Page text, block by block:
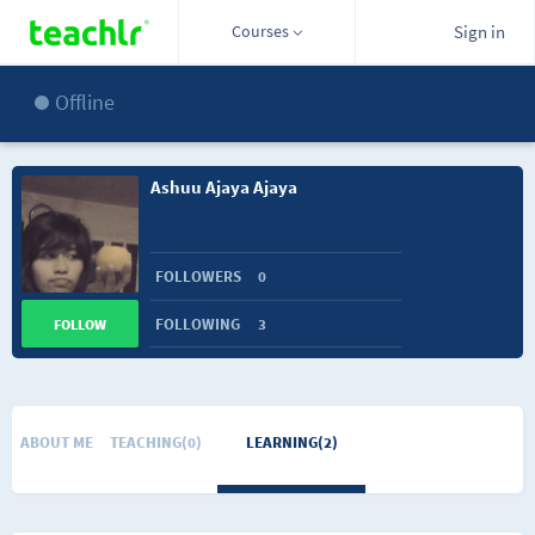
Courses Sign in
Offline
Ashuu Ajaya Ajaya
FOLLOWERS 0
FOLLOWING 3
FOLLOW
ABOUT ME TEACHING(0) LEARNING(2)